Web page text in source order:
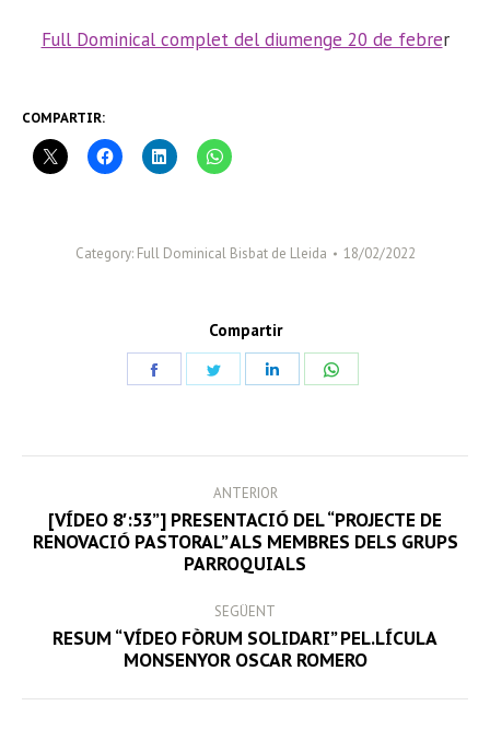
Full Dominical complet del diumenge 20 de febrer
COMPARTIR:
Category: Full Dominical Bisbat de Lleida 18/02/2022
Compartir
NAVIGATION
ANTERIOR
Previous
post:
[VÍDEO 8′:53”] PRESENTACIÓ DEL “PROJECTE DE
RENOVACIÓ PASTORAL” ALS MEMBRES DELS GRUPS
PARROQUIALS
SEGÜENT
Next
RESUM “VÍDEO FÒRUM SOLIDARI” PEL.LÍCULA
MONSENYOR OSCAR ROMERO